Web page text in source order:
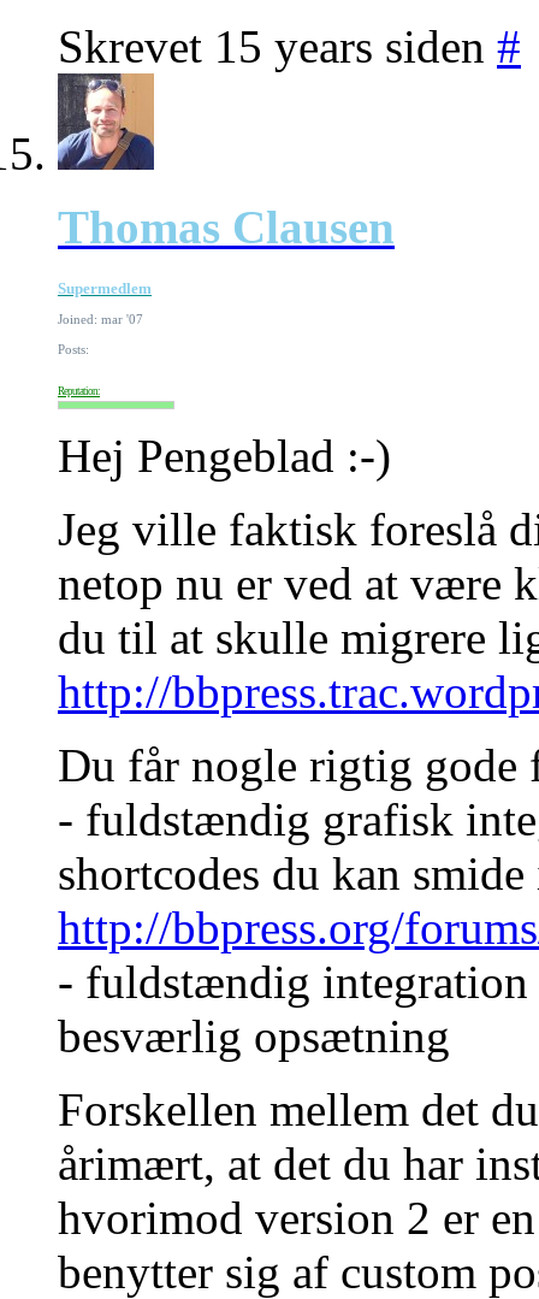
Skrevet 15 years siden #
Thomas Clausen
Supermedlem
Joined: mar '07
Posts:
Reputation:
Hej Pengeblad :-)
Jeg ville faktisk foreslå
netop nu er ved at være
du til at skulle migrere
http://
Du får nogle rigtig gode
- fuldstændig grafisk
shortcodes du kan
http://bbpress.org/
- fuldstændig integration
besværlig opsætning
Forskellen mellem det
årimært, at det du har
hvorimod version 2 er
benytter sig af custom